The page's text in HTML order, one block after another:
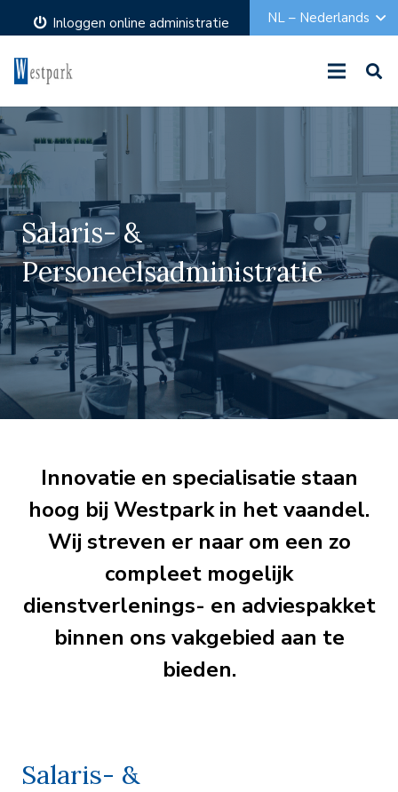
Inloggen online administratie NL – Nederlands
Salaris- &
Personeelsadministratie
Innovatie en specialisatie staan
hoog bij Westpark in het vaandel.
Wij streven er naar om een zo
compleet mogelijk
dienstverlenings- en adviespakket
binnen ons vakgebied aan te
bieden.
Salaris- &